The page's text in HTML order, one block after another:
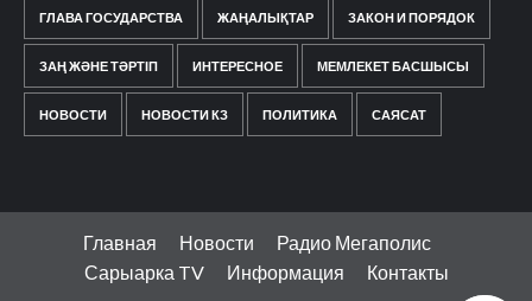
ГЛАВА ГОСУДАРСТВА ЖАҢАЛЫҚТАР ЗАКОН И ПОРЯДОК
ЗАҢ ЖӘНЕ ТӘРТІП ИНТЕРЕСНОЕ МЕМЛЕКЕТ БАСШЫСЫ
НОВОСТИ НОВОСТИ КЗ ПОЛИТИКА САЯСАТ
Главная Новости
Радио Мегаполис
Сарыарка TV
Информация Контакты